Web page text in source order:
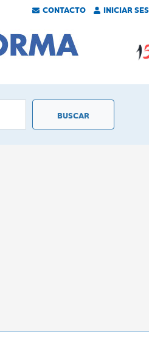
CONTACTO INICIAR